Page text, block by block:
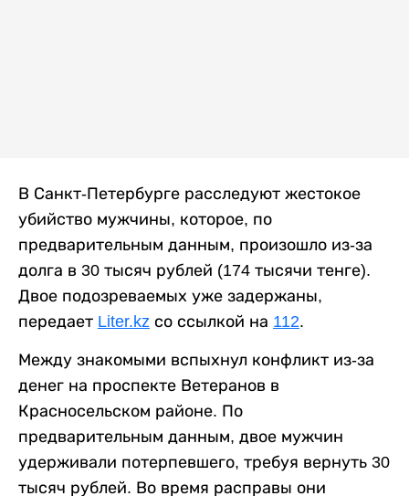
В Санкт-Петербурге расследуют жестокое
убийство мужчины, которое, по
предварительным данным, произошло из-за
долга в 30 тысяч рублей (174 тысячи тенге).
Двое подозреваемых уже задержаны,
передает Liter.kz со ссылкой на 112.
Между знакомыми вспыхнул конфликт из-за
денег на проспекте Ветеранов в
Красносельском районе. По
предварительным данным, двое мужчин
удерживали потерпевшего, требуя вернуть 30
тысяч рублей. Во время расправы они